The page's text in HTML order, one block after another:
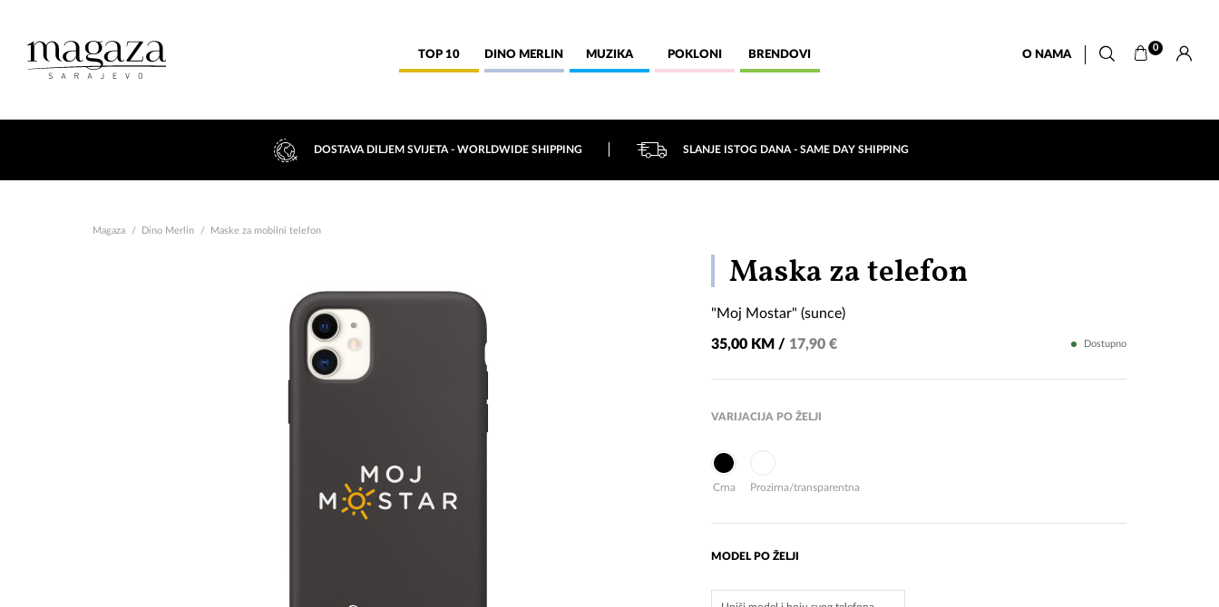
TOP 10 DINO MERLIN MUZIKA POKLONI BRENDOVI O NAMA
0
DOSTAVA DILJEM SVIJETA - WORLDWIDE SHIPPING SLANJE ISTOG DANA - SAME DAY SHIPPING
Magaza Dino Merlin Maske za mobilni telefon
Maska za telefon
"Moj Mostar" (sunce)
35,00 KM / 17,90 € Dostupno
VARIJACIJA PO ŽELJI
Crna Prozirna/transparentna
MODEL PO ŽELJI